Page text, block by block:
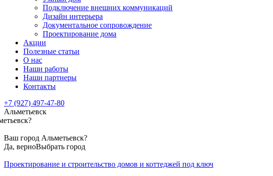
Подключение внешних коммуникаций
Дизайн интерьера
Документальное сопровождение
Проектирование дома
Акции
Полезные статьи
О нас
Наши работы
Наши партнеры
Контакты
+7 (927) 497-47-80
Альметьевск
?
Ваш город Альметьевск?
Да, верноВыбрать город
Проектирование и строительство домов и коттеджей под ключ